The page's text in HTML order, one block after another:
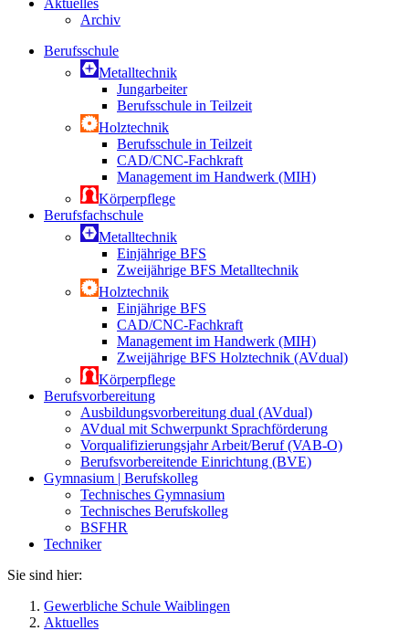
Archiv
Berufsschule
Metalltechnik
Jungarbeiter
Berufsschule in Teilzeit
Holztechnik
Berufsschule in Teilzeit
CAD/CNC-Fachkraft
Management im Handwerk (MIH)
Körperpflege
Berufsfachschule
Metalltechnik
Einjährige BFS
Zweijährige BFS Metalltechnik
Holztechnik
Einjährige BFS
CAD/CNC-Fachkraft
Management im Handwerk (MIH)
Zweijährige BFS Holztechnik (AVdual)
Körperpflege
Berufsvorbereitung
Ausbildungsvorbereitung dual (AVdual)
AVdual mit Schwerpunkt Sprachförderung
Vorqualifizierungsjahr Arbeit/Beruf (VAB-O)
Berufsvorbereitende Einrichtung (BVE)
Gymnasium | Berufskolleg
Technisches Gymnasium
Technisches Berufskolleg
BSFHR
Techniker
Sie sind hier:
Gewerbliche Schule Waiblingen
Aktuelles